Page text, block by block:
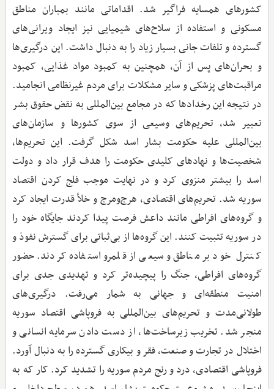
کشورهای همسایه فراگیر شد. اقداماتی مانند بمباران مناطق
مسکونی و استفاده از سلاح‌های شیمیایی نیز ایجاد ویرانی‌های
گسترده و تلفات جانی بسیار زیاد را به دنبال داشت. این درگیری‌ها
و بحران‌های پس از آن، همچنین به کمبود مواد غذایی، کمبود
مراقبت‌های پزشکی و سایر مشکلات برای مردم غیرنظامی انجامید.
در نتیجه این رخدادها که در مجامع بین‌المللی به نقض حقوق بشر
تعبیر شد، تحریم‌های وسیعی از سوی کشورها و سازمان‌های
بین‌المللی علیه حکومت بشار اسد شکل گرفت. این تحریم‌ها،
شخصیت‌ها و نهادهای کلیدی حکومت را هدف قرار داد و دولت
اسد را بیشتر منزوی کرد و در نهایت موجب فلج کردن اقتصاد
سوریه شد. تحریم‌های اقتصادی، هرج‌ومرج و خلأ قدرت ایجاد کرد
و گروه‌های افراطی مانند داعش فرصت پیدا کردند جایگاه خود را
در سوریه تثبیت کنند. این گروه‌ها از بی‌ثباتی برای گسترش نفوذ و
کنترل خود بر مناطق وسیعی از قلمرو استفاده کردند. حضور
گروه‌های افراطی، جنگ را پیچیده‌تر کرد و تهدیدی جدی برای
امنیت منطقه‌ای و جهانی به شمار می‌رفت. درگیری‌های
طولانی‌مدت و تحریم‌های بین‌المللی به فروپاشی اقتصاد سوریه
منجر شد. تخریب زیرساخت‌ها، از دست دادن سرمایه انسانی و
اختلال در تجارت و صنعت، فقر و بیکاری گسترده را به دنبال آورد.
فروپاشی اقتصادی، درد و رنج مردم سوریه را تشدید کرد. کار که به